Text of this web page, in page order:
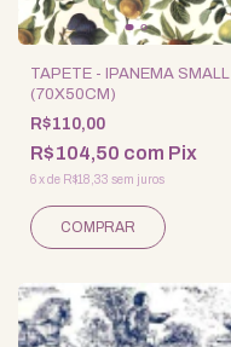
TAPETE - IPANEMA SMALL
(70X50CM)
R$110,00
R$104,50 com Pix
6xde R$18,33 sem juros